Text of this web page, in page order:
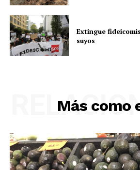
Extingue
suyos
Más como